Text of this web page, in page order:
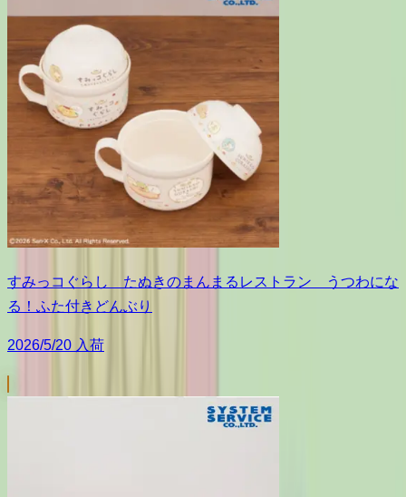
すみっコぐらし たぬきのまんまるレストラン うつわにな
る！ふた付きどんぶり
2026/5/20 入荷